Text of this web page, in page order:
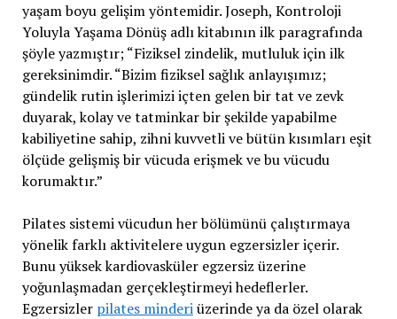
yaşam boyu gelişim yöntemidir. Joseph, Kontroloji
Yoluyla Yaşama Dönüş adlı kitabının ilk paragrafında
şöyle yazmıştır; “Fiziksel zindelik, mutluluk için ilk
gereksinimdir. “Bizim fiziksel sağlık anlayışımız;
gündelik rutin işlerimizi içten gelen bir tat ve zevk
duyarak, kolay ve tatminkar bir şekilde yapabilme
kabiliyetine sahip, zihni kuvvetli ve bütün kısımları eşit
ölçüde gelişmiş bir vücuda erişmek ve bu vücudu
korumaktır.”
Pilates sistemi vücudun her bölümünü çalıştırmaya
yönelik farklı aktivitelere uygun egzersizler içerir.
Bunu yüksek kardiovasküler egzersiz üzerine
yoğunlaşmadan gerçekleştirmeyi hedeflerler.
Egzersizler pilates minderiüzerinde ya da özel olarak